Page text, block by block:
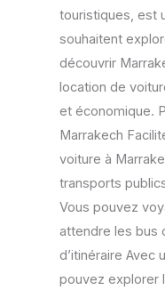
touristiques, est
souhaitent
découvrir
location de
et économique.
Marrakech
voiture à
transports
Vous pouvez
attendre les bus
d’itinéraire Avec
pouvez explorer